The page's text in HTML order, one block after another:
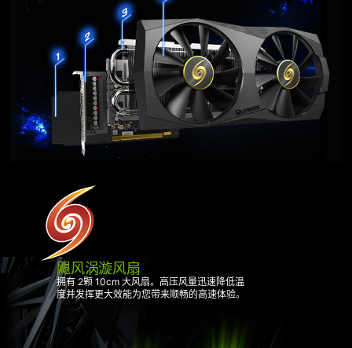
飓风涡漩风扇
拥有 2颗 10cm 大风扇。高压风量迅速降低温
度并发挥更大效能为您带来顺畅的高速体验。